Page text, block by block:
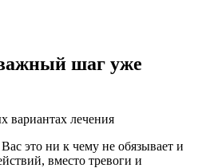
шаг уже
вариантах лечения
это ни к чему не обязывает и
вместо тревоги и